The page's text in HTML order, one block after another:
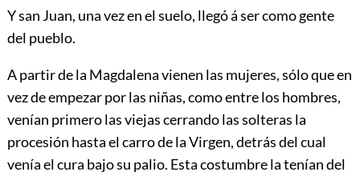
Y san Juan, una vez en el suelo, llegó á ser como gente
del pueblo.
A partir de la Magdalena vienen las mujeres, sólo que en
vez de empezar por las niñas, como entre los hombres,
venían primero las viejas cerrando las solteras la
procesión hasta el carro de la Virgen, detrás del cual
venía el cura bajo su palio. Esta costumbre la tenían del